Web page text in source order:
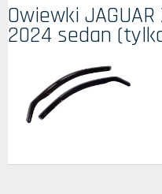
Owiewki
2024 sedan